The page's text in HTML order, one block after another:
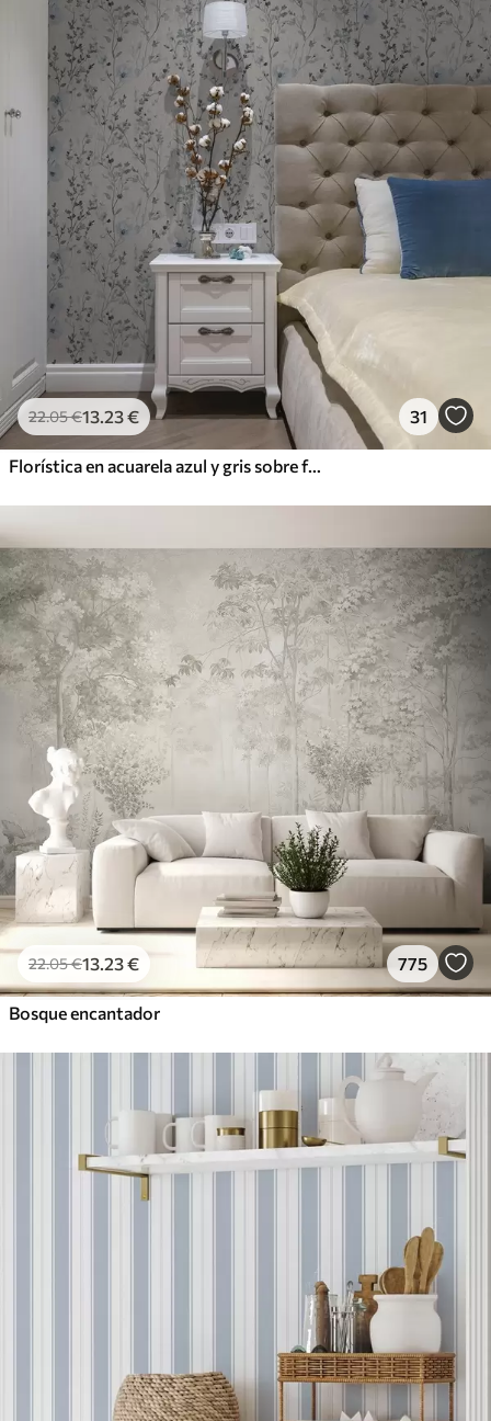
22.05€13.23€ 31
Florística en acuarela azul y gris sobre fondo neutro
22.05€13.23€ 775
Bosque encantador